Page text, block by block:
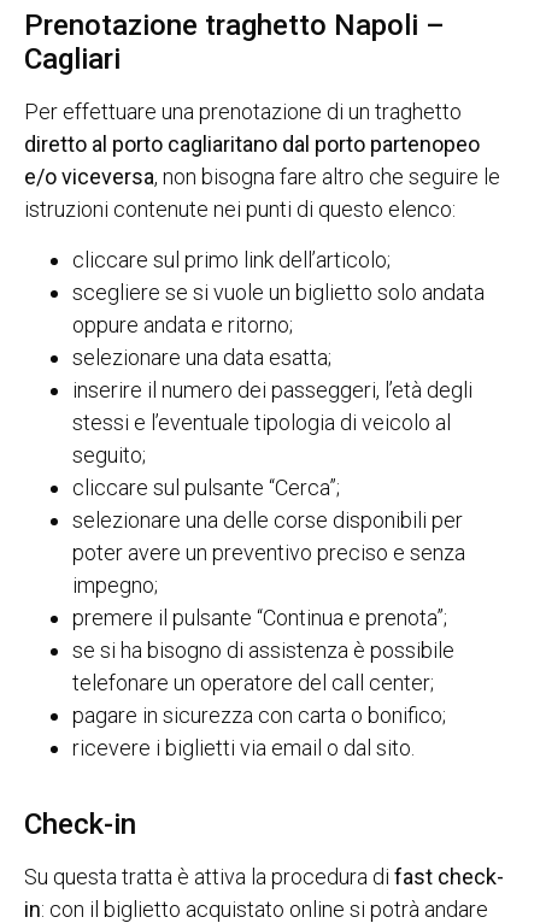
Prenotazione traghetto Napoli –
Cagliari
Per effettuare una prenotazione di un traghetto
diretto al porto cagliaritano dal porto partenopeo
e/o viceversa, non bisogna fare altro che seguire le
istruzioni contenute nei punti di questo elenco:
cliccare sul primo link dell’articolo;
scegliere se si vuole un biglietto solo andata
oppure andata e ritorno;
selezionare una data esatta;
inserire il numero dei passeggeri, l’età degli
stessi e l’eventuale tipologia di veicolo al
seguito;
cliccare sul pulsante “Cerca”;
selezionare una delle corse disponibili per
poter avere un preventivo preciso e senza
impegno;
premere il pulsante “Continua e prenota”;
se si ha bisogno di assistenza è possibile
telefonare un operatore del call center;
pagare in sicurezza con carta o bonifico;
ricevere i biglietti via email o dal sito.
Check-in
Su questa tratta è attiva la procedura di fast check-
in: con il biglietto acquistato online si potrà andare